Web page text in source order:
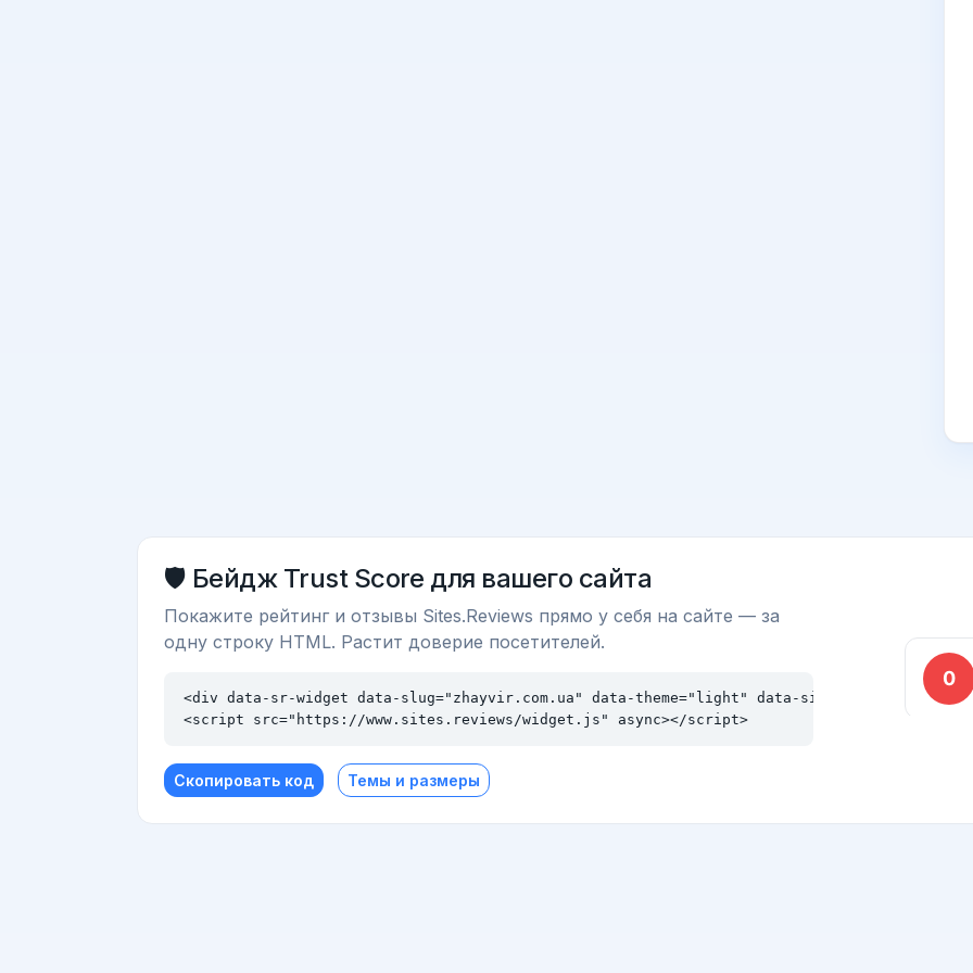
🛡️ Бейдж Trust Score для вашего сайта
Покажите рейтинг и отзывы Sites.Reviews прямо у себя на сайте — за
одну строку HTML. Растит доверие посетителей.
<div data-sr-widget data-slug="zhayvir.com.ua" data-theme="light" data-size="md"></div>
<script src="https://www.sites.reviews/widget.js" async></script>
Скопировать код Темы и размеры